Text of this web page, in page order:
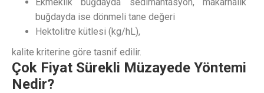
buğdayda ise dönmeli tane değeri
Hektolitre kütlesi (kg/hL),
kalite kriterine göre tasnif edilir.
Çok Fiyat Sürekli Müzayede Yöntemi
Nedir?